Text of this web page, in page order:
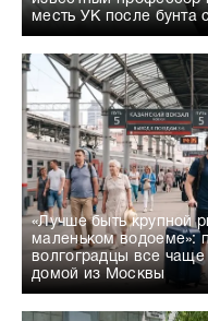
месть УК после бунта
«Лучше быть крупной
маленьком водоеме»:
волгоградцы все
домой из Москвы